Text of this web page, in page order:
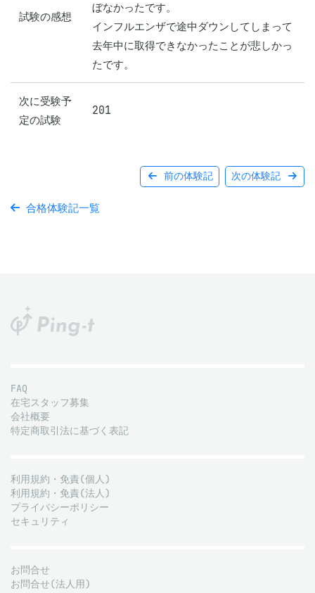
試験の感想
ぼなかったです。
インフルエンザで途中ダウンしてしまって
去年中に取得できなかったことが悲しかっ
たです。
次に受験予
定の試験
201
前の体験記 次の体験記
合格体験記一覧
FAQ
在宅スタッフ募集
会社概要
特定商取引法に基づく表記
利用規約・免責(個人)
利用規約・免責(法人)
プライバシーポリシー
セキュリティ
お問合せ
お問合せ(法人用)